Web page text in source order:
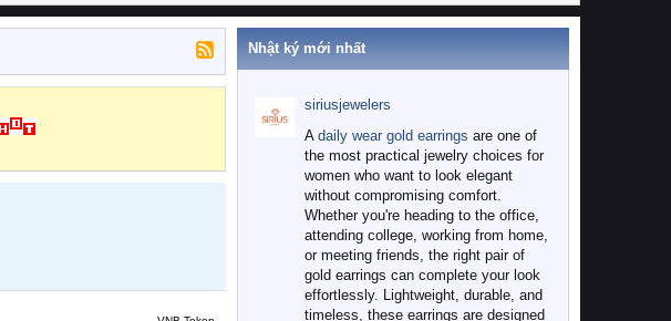
Nhật ký mới nhất
siriusjewelers
A daily wear gold earrings are one of
the most practical jewelry choices for
women who want to look elegant
without compromising comfort.
Whether you're heading to the office,
attending college, working from home,
or meeting friends, the right pair of
gold earrings can complete your look
effortlessly. Lightweight, durable, and
timeless, these earrings are designed